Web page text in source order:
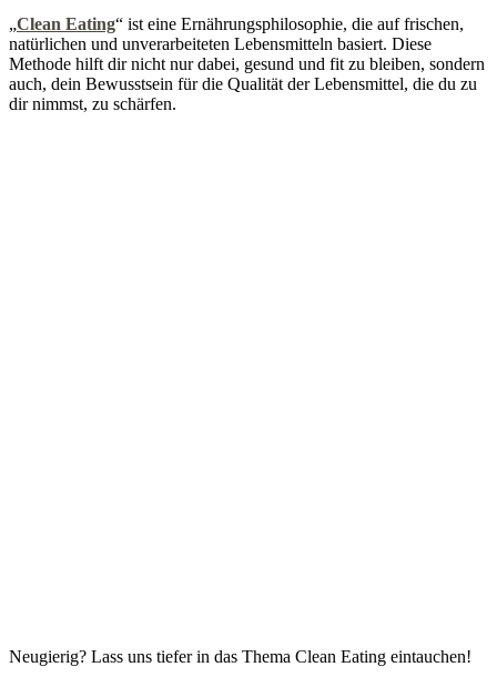
„Clean Eating“ ist eine Ernährungsphilosophie, die auf frischen,
natürlichen und unverarbeiteten Lebensmitteln basiert. Diese
Methode hilft dir nicht nur dabei, gesund und fit zu bleiben, sondern
auch, dein Bewusstsein für die Qualität der Lebensmittel, die du zu
dir nimmst, zu schärfen.
Neugierig? Lass uns tiefer in das Thema Clean Eating eintauchen!